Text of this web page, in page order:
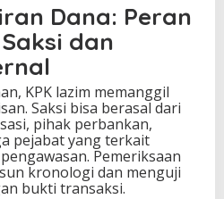
Dana: Peran
dan
KPK lazim memanggil
Saksi bisa berasal dari
pihak perbankan,
pejabat yang terkait
Pemeriksaan
kronologi dan menguji
bukti transaksi.